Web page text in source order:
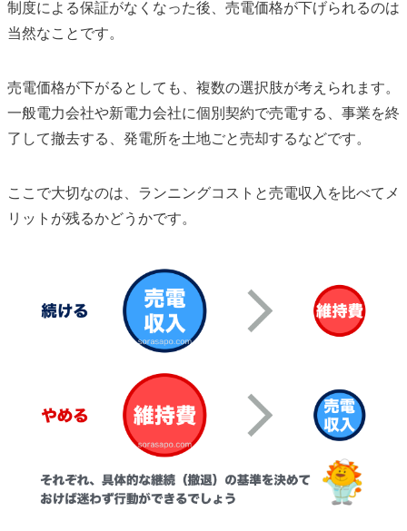
制度による保証がなくなった後、売電価格が下げられるのは
当然なことです。
売電価格が下がるとしても、複数の選択肢が考えられます。
一般電力会社や新電力会社に個別契約で売電する、事業を終
了して撤去する、発電所を土地ごと売却するなどです。
ここで大切なのは、ランニングコストと売電収入を比べてメ
リットが残るかどうかです。